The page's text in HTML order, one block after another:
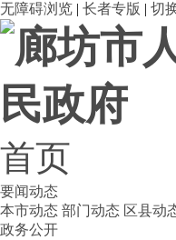
无障碍浏览 | 长者专版 | 切
首页
要闻动态
本市动态 部门动态 区县动
政务公开